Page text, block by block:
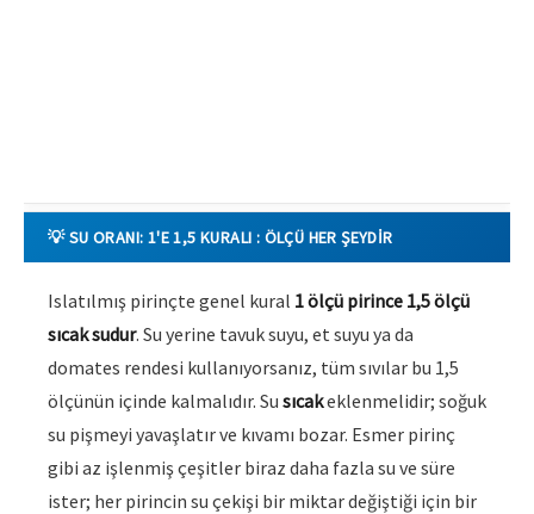
💡 SU ORANI: 1'E 1,5 KURALI : ÖLÇÜ HER ŞEYDIR
Islatılmış pirinçte genel kural 1 ölçü pirince 1,5 ölçü
sıcak sudur. Su yerine tavuk suyu, et suyu ya da
domates rendesi kullanıyorsanız, tüm sıvılar bu 1,5
ölçünün içinde kalmalıdır. Su sıcakeklenmelidir; soğuk
su pişmeyi yavaşlatır ve kıvamı bozar. Esmer pirinç
gibi az işlenmiş çeşitler biraz daha fazla su ve süre
ister; her pirincin su çekişi bir miktar değiştiği için bir